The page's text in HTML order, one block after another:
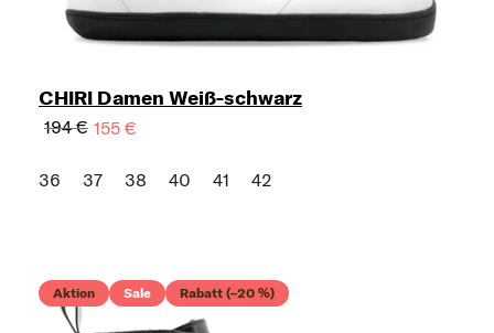
CHIRI Damen Weiß-schwarz
194 € 155 €
36 37 38 40 41 42
Aktion Sale Rabatt (–20 %)